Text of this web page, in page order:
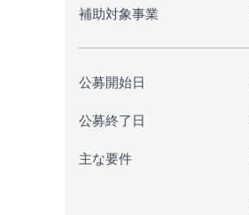
補助対象事業
公募開始日
公募終了日
主な要件